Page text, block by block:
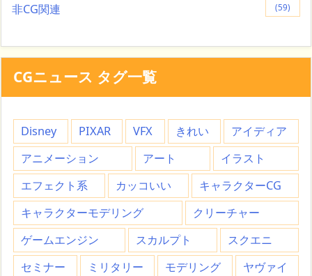
非CG関連 (59)
CGニュース タグ一覧
Disney PIXAR VFX きれい
アイディア
アニメーション
アート
イラスト
エフェクト系
カッコいい
キャラクターCG
キャラクターモデリング
クリーチャー
ゲームエンジン
スカルプト
スクエニ
セミナー
ミリタリー モデリング
ヤヴァイ